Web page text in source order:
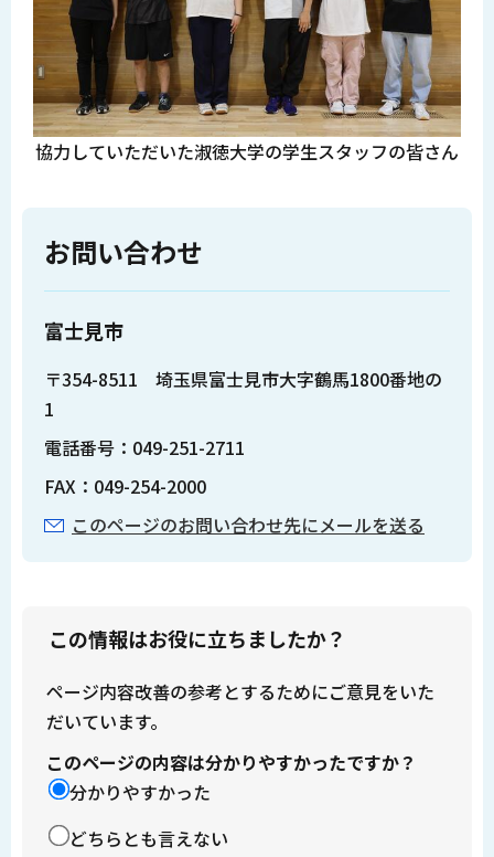
協力していただいた淑徳大学の学生スタッフの皆さん
お問い合わせ
富士見市
〒354-8511 埼玉県富士見市大字鶴馬1800番地の
1
電話番号：049-251-2711
FAX：049-254-2000
このページのお問い合わせ先にメールを送る
この情報はお役に立ちましたか？
ページ内容改善の参考とするためにご意見をいた
だいています。
このページの内容は分かりやすかったですか？
分かりやすかった
どちらとも言えない